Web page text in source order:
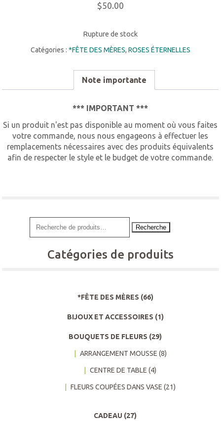
$50.00
Rupture de stock
Catégories : *FÊTE DES MÈRES, ROSES ÉTERNELLES
Note importante
*** IMPORTANT ***
Si un produit n'est pas disponible au moment où vous faites
votre commande, nous nous engageons à effectuer les
remplacements nécessaires avec des produits équivalents
afin de respecter le style et le budget de votre commande.
Recherche
Catégories de produits
*FÊTE DES MÈRES (66)
BIJOUX ET ACCESSOIRES (1)
BOUQUETS DE FLEURS (29)
ARRANGEMENT MOUSSE (8)
CENTRE DE TABLE (4)
FLEURS COUPÉES DANS VASE (21)
CADEAU (27)